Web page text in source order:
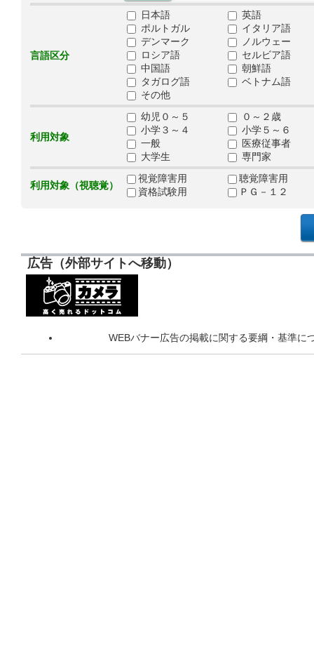
言語区分
日本語
英語
ポルトガル
イタリア語
デンマーク
ノルウェー
ロシア語
セルビア語
中国語
朝鮮語
タガログ語
ベトナム語
その他
利用対象
幼児０～５
０～２歳
小学３～４
小学５～６
一般
医療従事者
大学生
専門家
利用対象（視聴覚）
視覚障害用
聴覚障害用
資格試験用
ＰＧ－１２
広告（外部サイトへ移動）
WEBバナー広告の掲載に関する要綱・基準に